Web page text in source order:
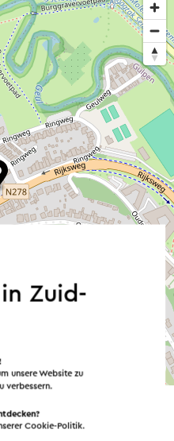
OpenStreetMap
in Zuid-
unsere Website zu
verbessern.
Cookie-Politik.